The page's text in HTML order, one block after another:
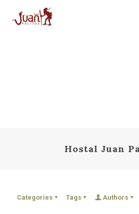
Hostal Juan
Categories Tags Authors